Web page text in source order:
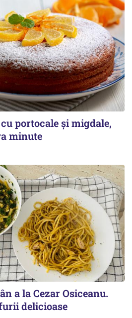
portocale și migdale,
minute
a la Cezar Osiceanu.
delicioase